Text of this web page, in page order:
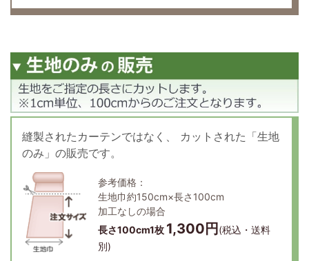
参考価格：
生地巾約150cm×長さ100cm
加工なしの場合
長さ100cm1枚 1,300円 (税込・送料
別)
縫製されたカーテンではなく、
カットされた「生地
のみ」の販売です。